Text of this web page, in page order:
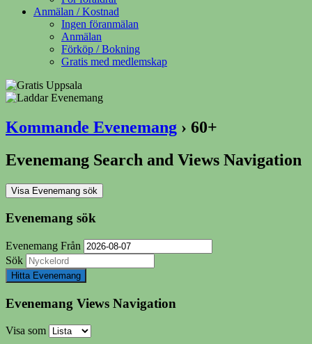
Anmälan / Kostnad
Ingen föranmälan
Anmälan
Förköp / Bokning
Gratis med medlemskap
Kommande Evenemang › 60+
Evenemang Search and Views Navigation
Visa Evenemang sök
Evenemang sök
Evenemang Från
Sök
Evenemang Views Navigation
Visa som